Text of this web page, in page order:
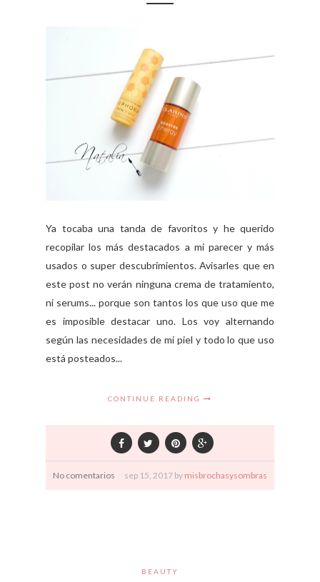
Ya tocaba una tanda de favoritos y he querido
recopilar los más destacados a mi parecer y más
usados o super descubrimientos. Avisarles que en
este post no verán ninguna crema de tratamiento,
ni serums... porque son tantos los que uso que me
es imposible destacar uno. Los voy alternando
según las necesidades de mi piel y todo lo que uso
está posteados...
CONTINUE READING
No comentarios sep 15, 2017 by misbrochasysombras
BEAUTY